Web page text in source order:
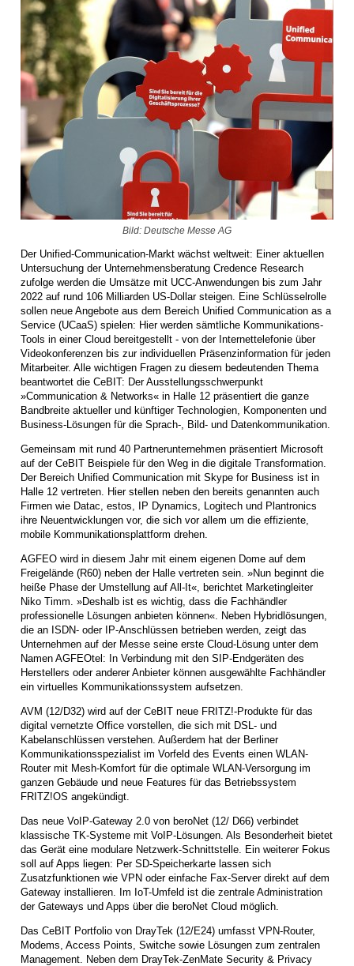
Bild: Deutsche Messe AG
Der Unified-Communication-Markt wächst weltweit: Einer aktuellen
Untersuchung der Unternehmensberatung Credence Research
zufolge werden die Umsätze mit UCC-Anwendungen bis zum Jahr
2022 auf rund 106 Milliarden US-Dollar steigen. Eine Schlüsselrolle
sollen neue Angebote aus dem Bereich Unified Communication as a
Service (UCaaS) spielen: Hier werden sämtliche Kommunikations-
Tools in einer Cloud bereitgestellt - von der Internettelefonie über
Videokonferenzen bis zur individuellen Präsenzinformation für jeden
Mitarbeiter. Alle wichtigen Fragen zu diesem bedeutenden Thema
beantwortet die CeBIT: Der Ausstellungsschwerpunkt
»Communication & Networks« in Halle 12 präsentiert die ganze
Bandbreite aktueller und künftiger Technologien, Komponenten und
Business-Lösungen für die Sprach-, Bild- und Datenkommunikation.
Gemeinsam mit rund 40 Partnerunternehmen präsentiert Microsoft
auf der CeBIT Beispiele für den Weg in die digitale Transformation.
Der Bereich Unified Communication mit Skype for Business ist in
Halle 12 vertreten. Hier stellen neben den bereits genannten auch
Firmen wie Datac, estos, IP Dynamics, Logitech und Plantronics
ihre Neuentwicklungen vor, die sich vor allem um die effiziente,
mobile Kommunikationsplattform drehen.
AGFEO wird in diesem Jahr mit einem eigenen Dome auf dem
Freigelände (R60) neben der Halle vertreten sein. »Nun beginnt die
heiße Phase der Umstellung auf All-It«, berichtet Marketingleiter
Niko Timm. »Deshalb ist es wichtig, dass die Fachhändler
professionelle Lösungen anbieten können«. Neben Hybridlösungen,
die an ISDN- oder IP-Anschlüssen betrieben werden, zeigt das
Unternehmen auf der Messe seine erste Cloud-Lösung unter dem
Namen AGFEOtel: In Verbindung mit den SIP-Endgeräten des
Herstellers oder anderer Anbieter können ausgewählte Fachhändler
ein virtuelles Kommunikationssystem aufsetzen.
AVM (12/D32) wird auf der CeBIT neue FRITZ!-Produkte für das
digital vernetzte Office vorstellen, die sich mit DSL- und
Kabelanschlüssen verstehen. Außerdem hat der Berliner
Kommunikationsspezialist im Vorfeld des Events einen WLAN-
Router mit Mesh-Komfort für die optimale WLAN-Versorgung im
ganzen Gebäude und neue Features für das Betriebssystem
FRITZ!OS angekündigt.
Das neue VoIP-Gateway 2.0 von beroNet (12/ D66) verbindet
klassische TK-Systeme mit VoIP-Lösungen. Als Besonderheit bietet
das Gerät eine modulare Netzwerk-Schnittstelle. Ein weiterer Fokus
soll auf Apps liegen: Per SD-Speicherkarte lassen sich
Zusatzfunktionen wie VPN oder einfache Fax-Server direkt auf dem
Gateway installieren. Im IoT-Umfeld ist die zentrale Administration
der Gateways und Apps über die beroNet Cloud möglich.
Das CeBIT Portfolio von DrayTek (12/E24) umfasst VPN-Router,
Modems, Access Points, Switche sowie Lösungen zum zentralen
Management. Neben dem DrayTek-ZenMate Security & Privacy